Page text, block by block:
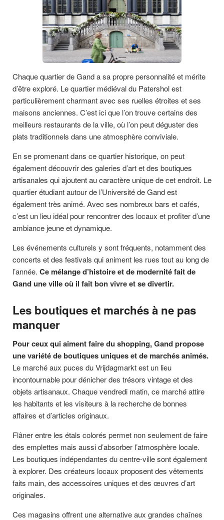
Chaque quartier de Gand a sa propre personnalité et mérite
d’être exploré. Le quartier médiéval du Patershol est
particulièrement charmant avec ses ruelles étroites et ses
maisons anciennes. C’est ici que l’on trouve certains des
meilleurs restaurants de la ville, où l’on peut déguster des
plats traditionnels dans une atmosphère conviviale.
En se promenant dans ce quartier historique, on peut
également découvrir des galeries d’art et des boutiques
artisanales qui ajoutent au caractère unique de cet endroit. Le
quartier étudiant autour de l’Université de Gand est
également très animé. Avec ses nombreux bars et cafés,
c’est un lieu idéal pour rencontrer des locaux et profiter d’une
ambiance jeune et dynamique.
Les événements culturels y sont fréquents, notamment des
concerts et des festivals qui animent les rues tout au long de
l’année. Ce mélange d’histoire et de modernité fait de
Gand une ville où il fait bon vivre et se divertir.
Les boutiques et marchés à ne pas
manquer
Pour ceux qui aiment faire du shopping, Gand propose
une variété de boutiques uniques et de marchés animés.
Le marché aux puces du Vrijdagmarkt est un lieu
incontournable pour dénicher des trésors vintage et des
objets artisanaux. Chaque vendredi matin, ce marché attire
les habitants et les visiteurs à la recherche de bonnes
affaires et d’articles originaux.
Flâner entre les étals colorés permet non seulement de faire
des emplettes mais aussi d’absorber l’atmosphère locale.
Les boutiques indépendantes du centre-ville sont également
à explorer. Des créateurs locaux proposent des vêtements
faits main, des accessoires uniques et des œuvres d’art
originales.
Ces magasins offrent une alternative aux grandes chaînes